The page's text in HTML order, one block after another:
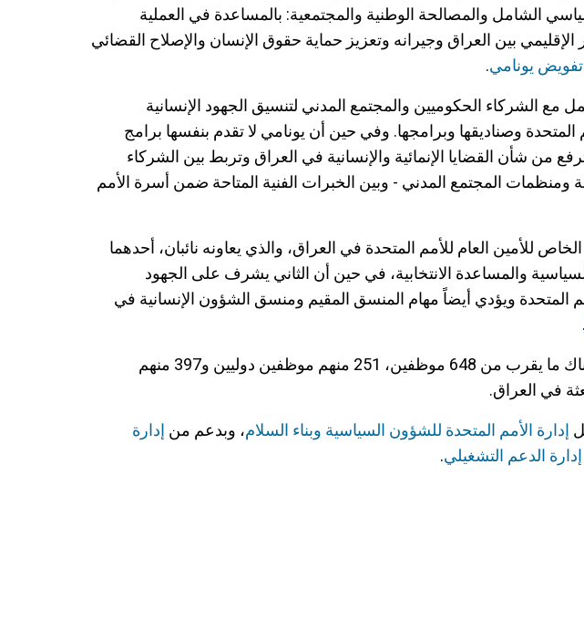
الشامل والمصالحة الوطنية والمجتمعية: بالمساعدة في العملية
الإقليمي بين العراق وجيرانه وتعزيز حماية حقوق الإنسان والإصلاح القضائي
يونامي.
مع الشركاء الحكوميين والمجتمع المدني لتنسيق الجهود الإنسانية
المتحدة وصناديقها وبرامجها. وفي حين أن يونامي لا تقدم بنفسها برامج
ترفع من شأن القضايا الإنمائية والإنسانية في العراق وتربط بين الشركاء
ومنظمات المجتمع المدني - وبين الخبرات الفنية المتاحة ضمن أسرة الأمم
للأمين العام للأمم المتحدة في العراق، والذي يعاونه نائبان، أحدهما
والمساعدة الانتخابية، في حين أن الثاني يشرف على الجهود
المتحدة ويؤدي أيضاً مهام المنسق المقيم ومنسق الشؤون الإنسانية في
.
وفي الوقت الراهن، هناك ما يقرب من 648 موظفين، 251 منهم موظفين دوليين و397 منهم
في العراق.
إدارة الأمم المتحدة للشؤون السياسية وبناء السلام، وبدعم من إدارة
إدارة الدعم التشغيلي.